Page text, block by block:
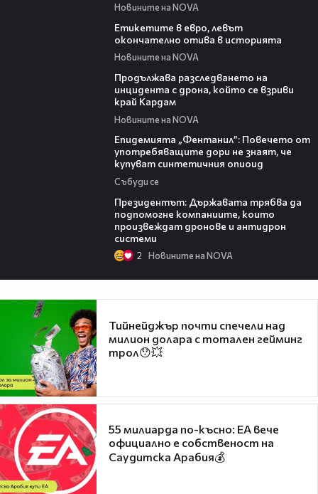
Новините на NOVA
Етикетите в евро, левът
окончателно отива в историята
Новините на NOVA
Продължава разследването на
инцидента с дрона, който се взриви
край Кардам
Новините на NOVA
Епидемията „Фентанил”: Повечето от
употребяващите дори не знаят, че
купуват синтетичния опиоид
Събуди се
Президентът: Държавата трябва да
подпомогне компаниите, които
произвеждат дронове и антидрон
системи
2 Новините на NOVA
Тийнейджър почти спечели над
милион долара с тотален гейминг
трол😯💥
55 милиарда по-късно: EA вече
официално е собственост на
Саудитска Арабия💰